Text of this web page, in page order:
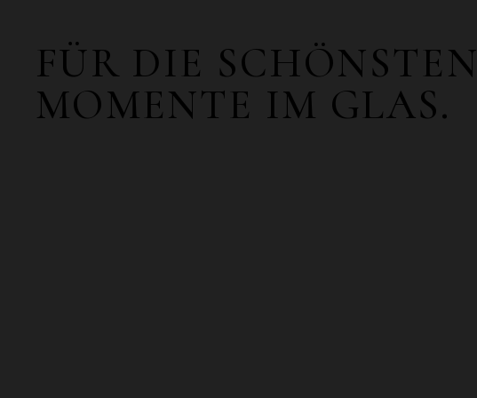
FÜR DIE SCHÖNSTEN
MOMENTE IM GLAS.